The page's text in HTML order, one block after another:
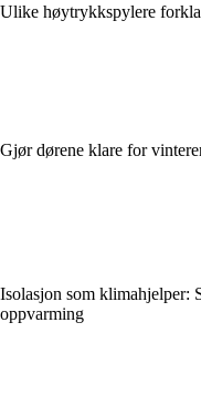
Ulike høytrykkspylere
Gjør dørene klare for
Isolasjon som klimahjelper:
oppvarming